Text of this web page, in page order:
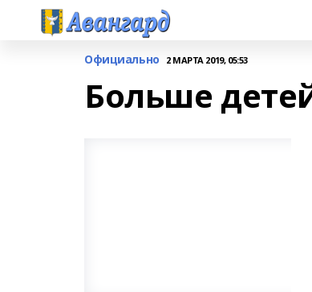
Официально 2 МАРТА 2019, 05:53
Больше